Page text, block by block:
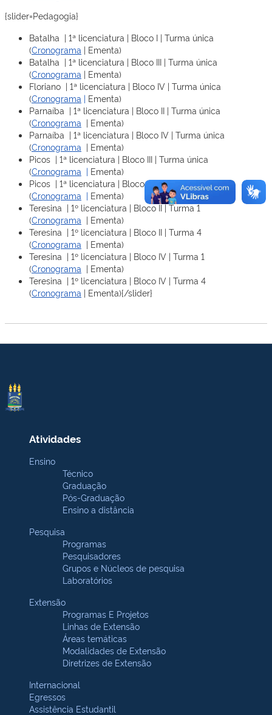
{slider=Pedagogia}
Batalha | 1ª licenciatura | Bloco I | Turma única
(Cronograma | Ementa)
Batalha | 1ª licenciatura | Bloco III | Turma única
(Cronograma | Ementa)
Floriano | 1ª licenciatura | Bloco IV | Turma única
(Cronograma | Ementa)
Parnaíba | 1ª licenciatura | Bloco II | Turma única
(Cronograma | Ementa)
Parnaíba | 1ª licenciatura | Bloco IV | Turma única
(Cronograma | Ementa)
Picos | 1ª licenciatura | Bloco III | Turma única
(Cronograma | Ementa)
Picos | 1ª licenciatura | Bloco V | Turma única
(Cronograma | Ementa)
Teresina | 1º licenciatura | Bloco II | Turma 1
(Cronograma | Ementa)
Teresina | 1º licenciatura | Bloco II | Turma 4
(Cronograma | Ementa)
Teresina | 1º licenciatura | Bloco IV | Turma 1
(Cronograma | Ementa)
Teresina | 1º licenciatura | Bloco IV | Turma 4
(Cronograma | Ementa){/slider}
Atividades
Ensino
Técnico
Graduação
Pós-Graduação
Ensino a distância
Pesquisa
Programas
Pesquisadores
Grupos e Núcleos de pesquisa
Laboratórios
Extensão
Programas E Projetos
Linhas de Extensão
Áreas temáticas
Modalidades de Extensão
Diretrizes de Extensão
Internacional
Egressos
Assistência Estudantil